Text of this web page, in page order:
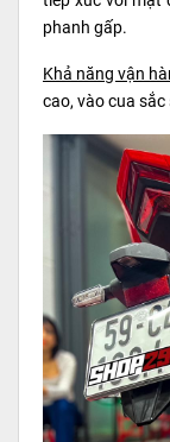
phanh gấp.
Khả năng vận
cao, vào cua sắc